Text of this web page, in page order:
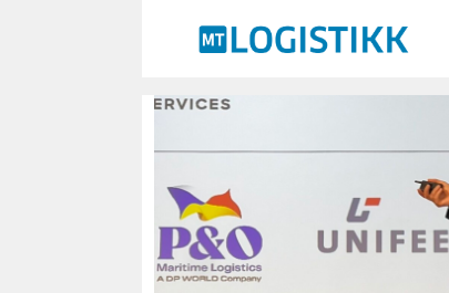
havnekonferansen